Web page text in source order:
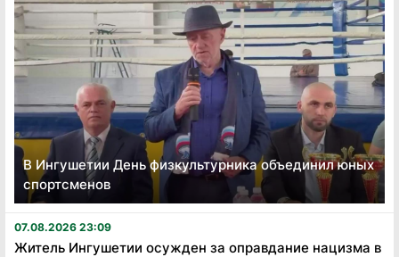
В Ингушетии День физкультурника объединил юных
спортсменов
07.08.2026 23:09
Житель Ингушетии осужден за оправдание нацизма в